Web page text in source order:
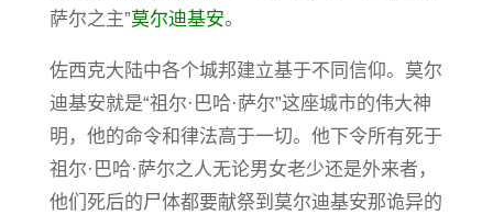
萨尔之主”莫尔迪基安。
佐西克大陆中各个城邦建立基于不同信仰。莫尔
迪基安就是“祖尔·巴哈·萨尔”这座城市的伟大神
明，他的命令和律法高于一切。他下令所有死于
祖尔·巴哈·萨尔之人无论男女老少还是外来者，
他们死后的尸体都要献祭到莫尔迪基安那诡异的